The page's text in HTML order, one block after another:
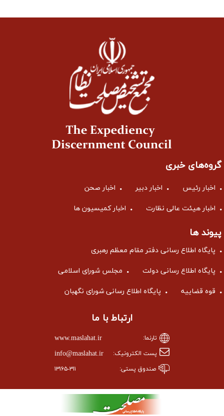
گروه‌های خبری
اخبار رئیس اخبار دبیر اخبار صحن
اخبار هیئت عالی نظارت اخبار کمیسیون ها
پیوند ها
پایگاه اطلاع رسانی دفتر مقام معظم رهبری
پایگاه اطلاع رسانی دولت مجلس شورای اسلامی
قوه قضاییه پایگاه اطلاع رسانی شورای نگهبان
ارتباط با ما
تارنما: www.maslahat.ir
پست الکترونیک: info@maslahat.ir
صندوق پستی: ۱۳۱۶۵-۳۱۱